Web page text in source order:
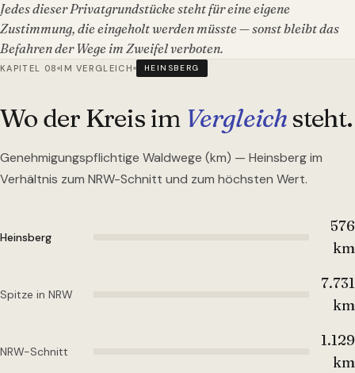
Jedes dieser Privatgrundstücke steht für eine eigene
Zustimmung, die eingeholt werden müsste — sonst bleibt das
Befahren der Wege im Zweifel verboten.
KAPITEL 08 IM VERGLEICH HEINSBERG
Wo der Kreis im Vergleichsteht.
Genehmigungspflichtige Waldwege (km) — Heinsbergim
Verhältnis zum NRW-Schnitt und zum höchsten Wert.
Heinsberg
576
km
Spitze in NRW
7.731
km
NRW-Schnitt
1.129
km